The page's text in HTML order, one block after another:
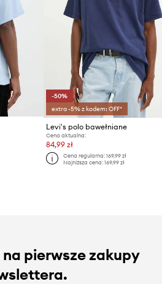
-50%
extra -5% z kodem: OFF*
Levi's polo bawełniane
Cena aktualna:
84,99 zł
Cena regularna: 169,99 zł
Najniższa cena: 169,99 zł
pierwsze zakupy